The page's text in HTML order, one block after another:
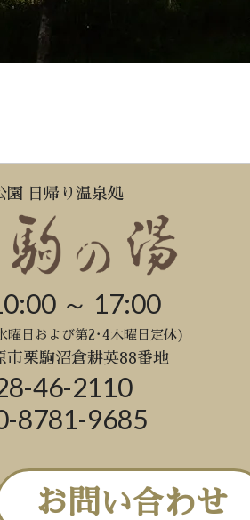
園 日帰り温泉処
～ 17:00
曜日および第2･4木曜日定休)
市栗駒沼倉耕英88番地
46-2110
8781-9685
お問い合わせ